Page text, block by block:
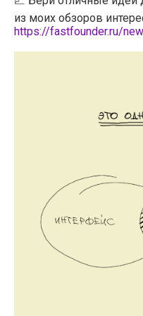
из моих обзоров
https://fastfounder.ru/